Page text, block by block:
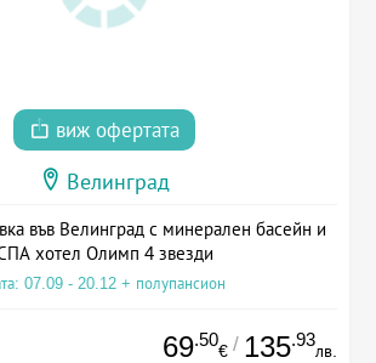
виж офертата
Велинград
във Велинград с минерален басейн и
хотел Олимп 4 звезди
07.09 - 20.12 + полупансион
69.50
€ / 135.93
лв.